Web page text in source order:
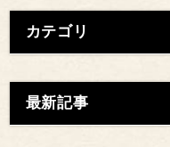
カテゴリ
最新記事